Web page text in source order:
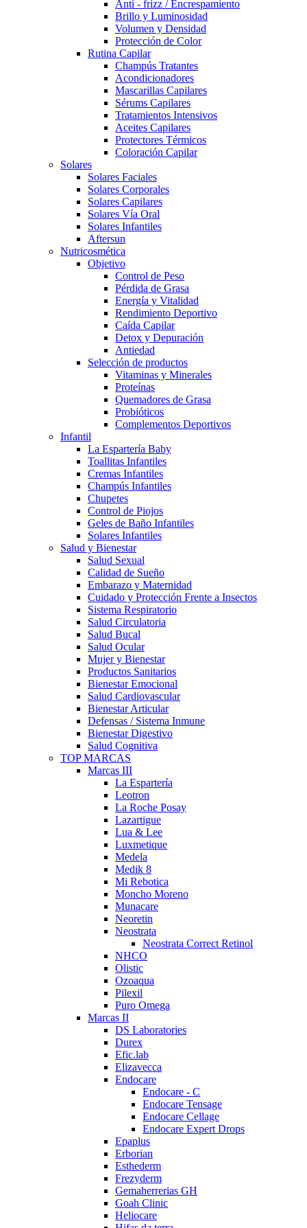
Anti - frizz / Encrespamiento
Brillo y Luminosidad
Volumen y Densidad
Protección de Color
Rutina Capilar
Champús Tratantes
Acondicionadores
Mascarillas Capilares
Sérums Capilares
Tratamientos Intensivos
Aceites Capilares
Protectores Térmicos
Coloración Capilar
Solares
Solares Faciales
Solares Corporales
Solares Capilares
Solares Vía Oral
Solares Infantiles
Aftersun
Nutricosmética
Objetivo
Control de Peso
Pérdida de Grasa
Energía y Vitalidad
Rendimiento Deportivo
Caída Capilar
Detox y Depuración
Antiedad
Selección de productos
Vitaminas y Minerales
Proteínas
Quemadores de Grasa
Probióticos
Complementos Deportivos
Infantil
La Espartería Baby
Toallitas Infantiles
Cremas Infantiles
Champús Infantiles
Chupetes
Control de Piojos
Geles de Baño Infantiles
Solares Infantiles
Salud y Bienestar
Salud Sexual
Calidad de Sueño
Embarazo y Maternidad
Cuidado y Protección Frente a Insectos
Sistema Respiratorio
Salud Circulatoria
Salud Bucal
Salud Ocular
Mujer y Bienestar
Productos Sanitarios
Bienestar Emocional
Salud Cardiovascular
Bienestar Articular
Defensas / Sistema Inmune
Bienestar Digestivo
Salud Cognitiva
TOP MARCAS
Marcas III
La Espartería
Leotron
La Roche Posay
Lazartigue
Lua & Lee
Luxmetique
Medela
Medik 8
Mi Rebotica
Moncho Moreno
Munacare
Neoretin
Neostrata
Neostrata Correct Retinol
NHCO
Olistic
Ozoaqua
Pilexil
Puro Omega
Marcas II
DS Laboratories
Durex
Efic.lab
Elizavecca
Endocare
Endocare - C
Endocare Tensage
Endocare Cellage
Endocare Expert Drops
Epaplus
Erborian
Esthederm
Frezyderm
Gemaherrerias GH
Goah Clinic
Heliocare